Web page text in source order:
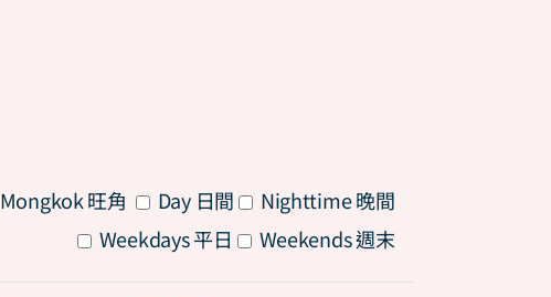
Mongkok 旺角 All Day 日間
Nighttime 晚間
All Weekdays 平日 Weekends 週末